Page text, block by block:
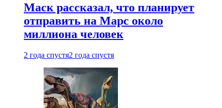
Маск рассказал, что планирует
отправить на Марс около
миллиона человек
2 года спустя2 года спустя